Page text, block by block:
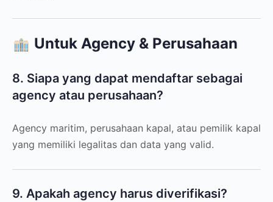
Untuk Agency & Perusahaan
8. Siapa yang dapat mendaftar sebagai
agency atau perusahaan?
Agency maritim, perusahaan kapal, atau pemilik kapal
yang memiliki legalitas dan data yang valid.
9. Apakah agency harus diverifikasi?